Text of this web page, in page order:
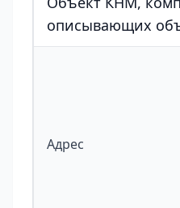
описывающих
Адрес